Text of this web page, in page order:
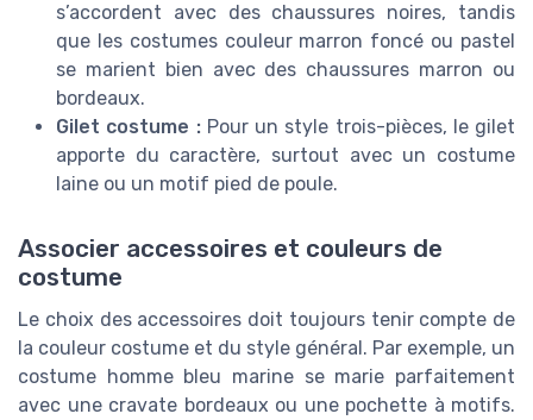
s’accordent avec des chaussures noires, tandis
que les costumes couleur marron foncé ou pastel
se marient bien avec des chaussures marron ou
bordeaux.
Gilet costume :Pour un style trois-pièces, le gilet
apporte du caractère, surtout avec un costume
laine ou un motif pied de poule.
Associer accessoires et couleurs de
costume
Le choix des accessoires doit toujours tenir compte de
la couleur costume et du style général. Par exemple, un
costume homme bleu marine se marie parfaitement
avec une cravate bordeaux ou une pochette à motifs.